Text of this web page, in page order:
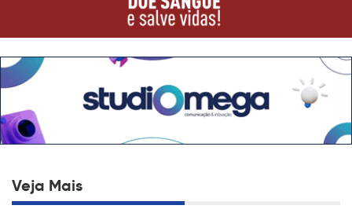
Veja Mais